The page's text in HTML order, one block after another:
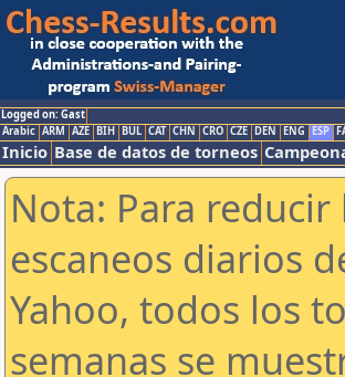
Logged on: Gast
Arabic ARM AZE BIH BUL CAT CHN CRO CZE DEN ENG ESP
Inicio Base de datos de torneos
Nota: Para
escaneos diarios
Yahoo, todos los
semanas se